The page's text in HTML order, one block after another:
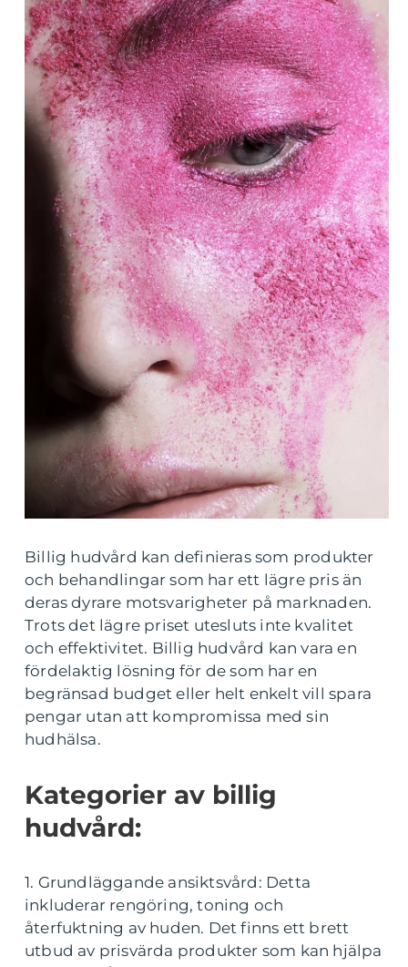
Billig hudvård kan definieras som produkter
och behandlingar som har ett lägre pris än
deras dyrare motsvarigheter på marknaden.
Trots det lägre priset utesluts inte kvalitet
och effektivitet. Billig hudvård kan vara en
fördelaktig lösning för de som har en
begränsad budget eller helt enkelt vill spara
pengar utan att kompromissa med sin
hudhälsa.
Kategorier av billig
hudvård:
1. Grundläggande ansiktsvård: Detta
inkluderar rengöring, toning och
återfuktning av huden. Det finns ett brett
utbud av prisvärda produkter som kan hjälpa